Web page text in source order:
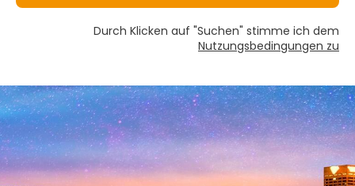
Durch Klicken auf "Suchen" stimme ich dem
Nutzungsbedingungen zu